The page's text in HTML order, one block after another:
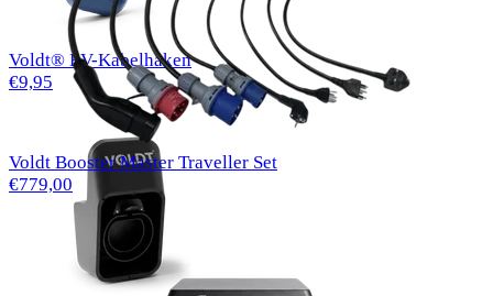
Voldt® EV-Kabelhaken
€9,95
Voldt Booster Master Traveller Set
€779,00